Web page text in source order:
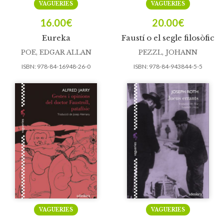
Eureka
VAGUERIES
16.00€
POE, EDGAR ALLAN
ISBN: 978-84-16948-26-0
Faustí o el segle filosòfic
VAGUERIES
20.00€
PEZZL, JOHANN
ISBN: 978-84-943844-5-5
VAGUERIES VAGUERIES